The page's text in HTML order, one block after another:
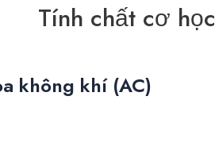
Tính chất cơ học
không khí (AC)